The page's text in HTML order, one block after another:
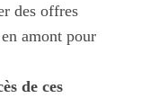
des offres
amont pour
de ces